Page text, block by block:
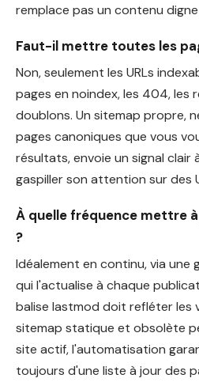
remplace pas un contenu
Faut-il mettre toutes les
Non, seulement les URLs
pages en noindex, les 404, les
doublons. Un sitemap propre,
pages canoniques que vous
résultats, envoie un signal clair
gaspiller son attention sur des
À quelle fréquence mettre
?
Idéalement en continu, via
qui l'actualise à chaque
balise lastmod doit refléter les
sitemap statique et obsolète
site actif, l'automatisation
toujours d'une liste à jour des